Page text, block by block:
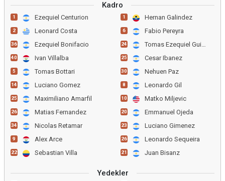
Kadro
1 Ezequiel Centurion
2 Leonard Costa
36 Ezequiel Bonifacio
40 Ivan Villalba
5 Tomas Bottari
14 Luciano Gomez
25 Maximiliano Amarfil
26 Matias Fernandez
34 Nicolas Retamar
9 Alex Arce
22 Sebastian Villa
1 Hernan Galindez
6 Fabio Pereyra
24 Tomas Ezequiel Guidara
25 Cesar Ibanez
30 Nehuen Paz
8 Leonardo Gil
10 Matko Miljevic
20 Emmanuel Ojeda
23 Luciano Gimenez
26 Leonardo Sequeira
21 Juan Bisanz
Yedekler